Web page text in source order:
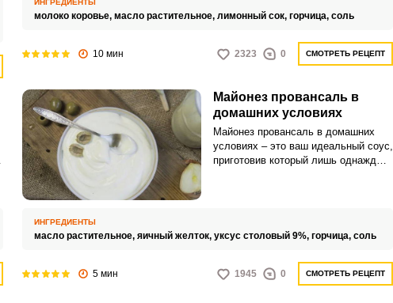
майонезом, всего лишь заменив
ИНГРЕДИЕНТЫ
молоко коровье, масло растительное, лимонный сок, горчица, соль
10 мин 2323 0 СМОТРЕТЬ РЕЦЕПТ
Майонез провансаль в
домашних условиях
Майонез провансаль в домашних
условиях – это ваш идеальный соус,
приготовив который лишь однажды,
получается невообразимо густым и
ИНГРЕДИЕНТЫ
масло растительное, яичный желток, уксус столовый 9%, горчица, соль
5 мин 1945 0 СМОТРЕТЬ РЕЦЕПТ